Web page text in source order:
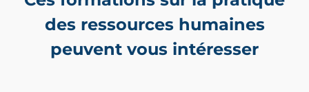
des ressources humaines
peuvent vous intéresser